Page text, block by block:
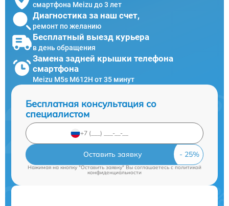
смартфона Meizu до 3 лет
Диагностика за наш счет,
ремонт по желанию
Бесплатный выезд курьера
в день обращения
Замена задней крышки телефона
смартфона
Meizu M5s M612H от 35 минут
Бесплатная консультация со
специалистом
Оставить заявку
Нажимая на кнопку "Оставить заявку" Вы соглашаетесь cполитикой
конфиденциальности